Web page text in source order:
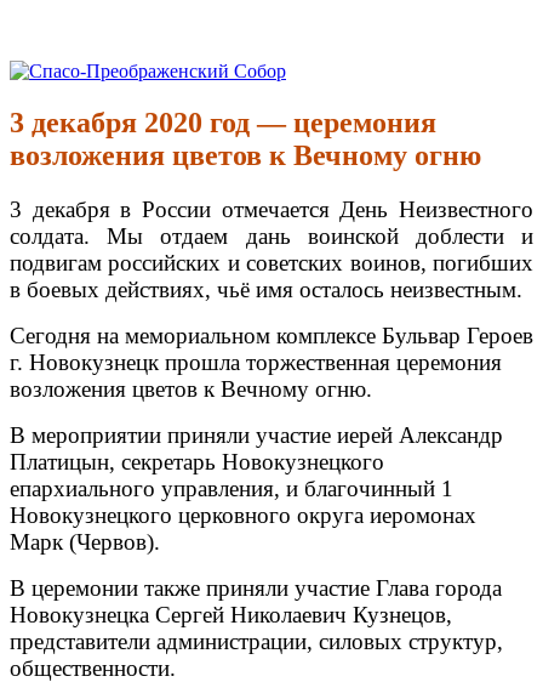
Перейти
содержимому
Спасо-Преображенский Собор
Спасо-Преображенский кафедральный Собор Новокузнецк
3 декабря 2020 год — церемония
возложения цветов к Вечному огню
3 декабря в России отмечается День Неизвестного
солдата. Мы отдаем дань воинской доблести и
подвигам российских и советских воинов, погибших
в боевых действиях, чьё имя осталось неизвестным.
Сегодня на мемориальном комплексе Бульвар Героев
г. Новокузнецк прошла торжественная церемония
возложения цветов к Вечному огню.
В мероприятии приняли участие иерей Александр
Платицын, секретарь Новокузнецкого
епархиального управления, и благочинный 1
Новокузнецкого церковного округа иеромонах
Марк (Червов).
В церемонии также приняли участие Глава города
Новокузнецка Сергей Николаевич Кузнецов,
представители администрации, силовых структур,
общественности.